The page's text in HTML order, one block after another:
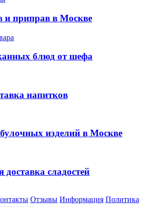
и приправ в Москве
блюд от шефа
напитков
изделий в Москве
доставка сладостей
Отзывы Информация Политика